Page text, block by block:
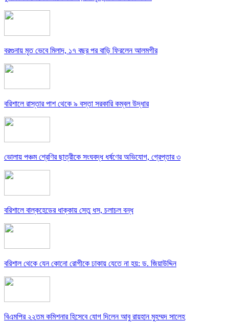
বরগুনায় মৃত ভেবে মিলাদ, ১৭ বছর পর বাড়ি ফিরলেন আলমগীর
বরিশালে রাস্তার পাশ থেকে ৯ বস্তা সরকারি কম্বল উদ্ধার
ভোলায় পঞ্চম শ্রেণির ছাত্রীকে সংঘবদ্ধ ধর্ষণের অভিযোগ, গ্রেপ্তার ৩
বরিশালে বাল্কহেডের ধাক্কায় সেতু ধস, চলাচল বন্ধ
বরিশাল থেকে যেন কোনো রোগীকে ঢাকায় যেতে না হয়: ড. জিয়াউদ্দিন
বিএমপির ২২তম কমিশনার হিসেবে যোগ দিলেন আবু রায়হান মুহম্মদ সালেহ